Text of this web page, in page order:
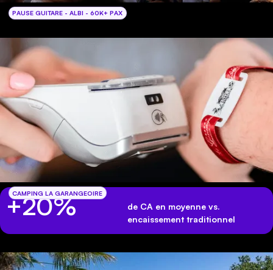
PAUSE GUITARE - ALBI - 60K+ PAX
CAMPING LA GARANGEOIRE
+20%
de CA en moyenne vs.
encaissement traditionnel